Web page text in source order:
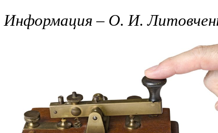
Информация – О. И.